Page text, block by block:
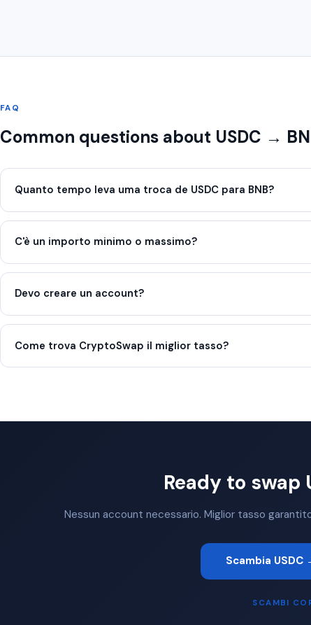
FAQ
Common questions about USDC →
Quanto tempo leva uma troca de USDC para BNB?
C'è un importo minimo o massimo?
Devo creare un account?
Come trova CryptoSwap il miglior tasso?
Ready to swap
Nessun account necessario. Miglior tasso
Scambia USDC
SCAMBI